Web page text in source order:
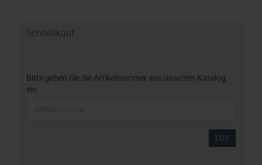
Schnellkauf
Bitte geben Sie die Artikelnummer aus unserem Katalog
ein.
LOS